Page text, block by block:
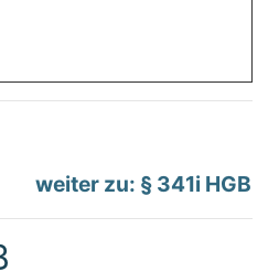
weiter zu: § 341i HGB